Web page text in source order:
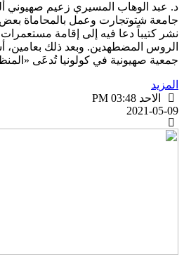
عبد الوهاب المسيري زعيم صهيوني
كتيباً دعا فيه إلى إقامة مستعمرات
المضطهدين. وبعد ذلك بعامين،
صهيونية في كولونيا تُدعَى
الاحد PM 03:48
2021-05-